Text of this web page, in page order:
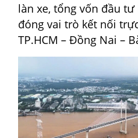
làn xe, tổng vốn đầu tư
đóng vai trò kết nối
TP.HCM – Đồng Nai –